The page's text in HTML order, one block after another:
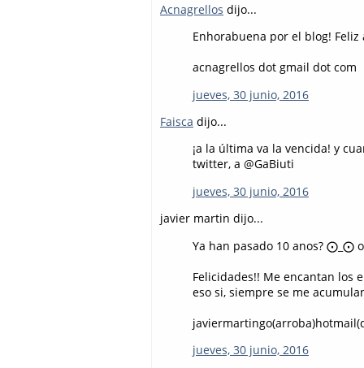
Acnagrellos dijo...
Enhorabuena por el blog!
acnagrellos dot gmail dot com
jueves, 30 junio, 2016
Faisca dijo...
¡a la última va la vencida! y
twitter, a @GaBiuti
jueves, 30 junio, 2016
javier martin dijo...
Ya han pasado 10 anos? ⨀_⨀
Felicidades!! Me encantan los
eso si, siempre se me
jueves, 30 junio, 2016